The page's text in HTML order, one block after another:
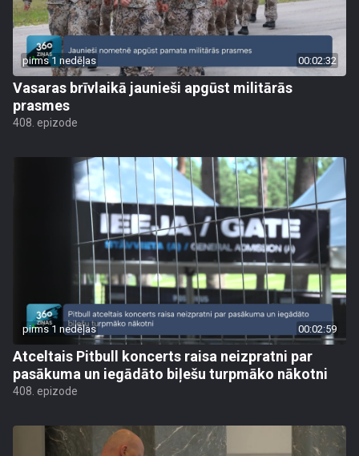
pirms 1 nedēļas 00:02:32
Vasaras brīvlaikā jaunieši apgūst militārās
prasmes
408. epizode
pirms 1 nedēļas 00:02:59
Atceltais Pitbull koncerts raisa neizpratni par
pasākuma un iegādāto biļešu turpmāko nākotni
408. epizode